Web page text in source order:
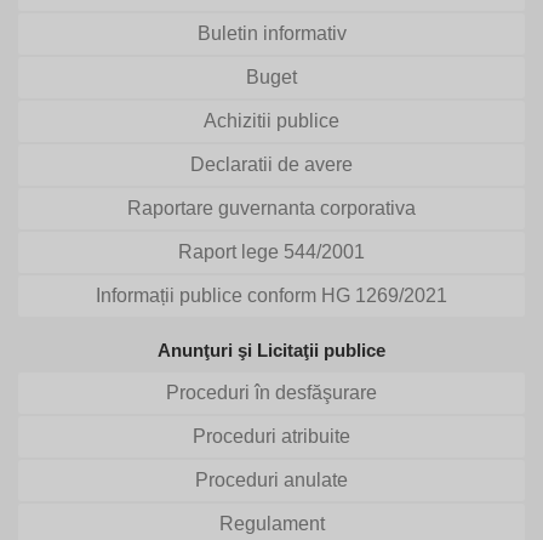
Buletin informativ
Buget
Achizitii publice
Declaratii de avere
Raportare guvernanta corporativa
Raport lege 544/2001
Informații publice conform HG 1269/2021
Anunţuri şi Licitaţii publice
Proceduri în desfăşurare
Proceduri atribuite
Proceduri anulate
Regulament